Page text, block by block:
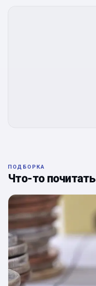
ПОДБОРКА
Что-то почитать